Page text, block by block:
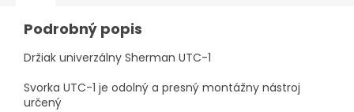
Podrobný popis
Držiak univerzálny Sherman UTC-1
Svorka UTC-1 je odolný a presný montážny nástroj
určený